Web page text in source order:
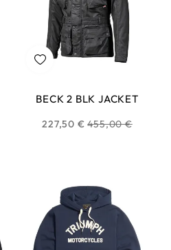
BECK 2 BLK JACKET
227,50 € Prix
455,00 €